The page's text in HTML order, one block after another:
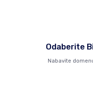
Odaberite
Nabavite